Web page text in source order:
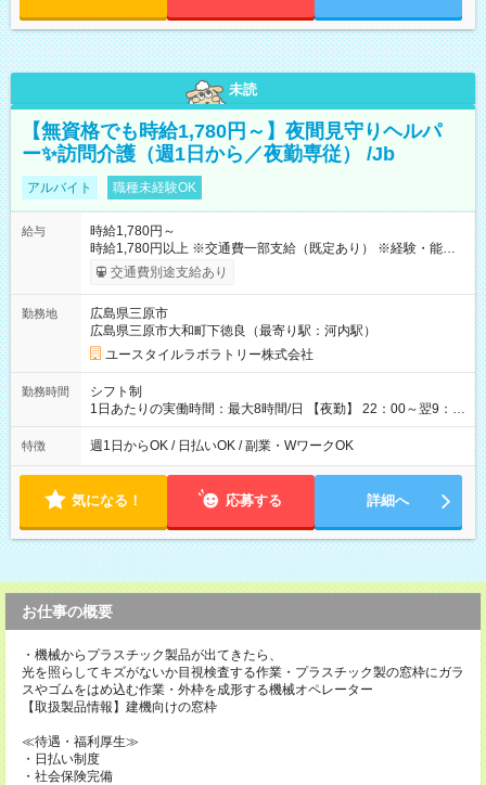
未読
【無資格でも時給1,780円～】夜間見守りヘルパ
ー✨訪問介護（週1日から／夜勤専従） /Jb
アルバイト 職種未経験OK
給与
時給1,780円～
時給1,780円以上 ※交通費一部支給（既定あり） ※経験・能力を
考慮して決定します 【収入例】 週1回勤務の場合：1,780円×8時
間×4回=5万6,960円 週3回勤務の場合：1,780円×8時間×12回
月 ※ 雇用形態と給与に、本採用時と異なる部分があります。 雇
用形態：本採用時と同じです。 給与：時給 1,520円以上
交通費別途支給あり
勤務地
広島県三原市
広島県三原市大和町下徳良（最寄り駅：河内駅）
ユースタイルラボラトリー株式会社
勤務時間
シフト制
1日あたりの実働時間：最大8時間/日 【夜勤】 22：00～翌9：
00 ※週1日～OK ／ 夜勤専従 ＊＊ 勤務時間例 ＊＊ ■22時か
ら翌7時 ■23時から翌8時 ■24時から翌9時 など ※上記の時間
ます。 ※曜日固定（毎週同じ曜日での勤務となります）
特徴 週1日からOK / 日払いOK / 副業・WワークOK
気になる！ 応募する 詳細へ
お仕事の概要
・機械からプラスチック製品が出てきたら、
光を照らしてキズがないか目視検査する作業・プラスチック製の窓枠にガラ
スやゴムをはめ込む作業・外枠を成形する機械オペレーター
【取扱製品情報】建機向けの窓枠
≪待遇・福利厚生≫
・日払い制度
・社会保険完備